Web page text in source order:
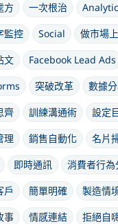
方 一次根治
監控 Social
做市場
文
Facebook Lead Ads
突破改革 數據
齊 訓練溝通術 設定
理 銷售自動化
名片
即時通訊 消費者行為
戶 簡單明確 製造情
事 情感連結 拒絕自